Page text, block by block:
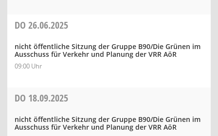
DO 26.06.2025
nicht öffentliche Sitzung der Gruppe B90/Die Grünen im
Ausschuss für Verkehr und Planung der VRR AöR
09:00 Uhr
DO 18.09.2025
nicht öffentliche Sitzung der Gruppe B90/Die Grünen im
Ausschuss für Verkehr und Planung der VRR AöR